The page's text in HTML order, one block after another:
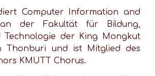
Computer Information and
an der Fakultät für Bildung,
Technologie der King Mongkut
Thonburi und ist Mitglied des
KMUTT Chorus.